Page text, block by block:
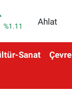
Ahlat
Sanat Çevre